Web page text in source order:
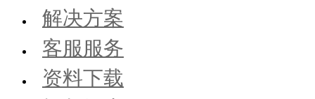
解决方案
客服服务
资料下载